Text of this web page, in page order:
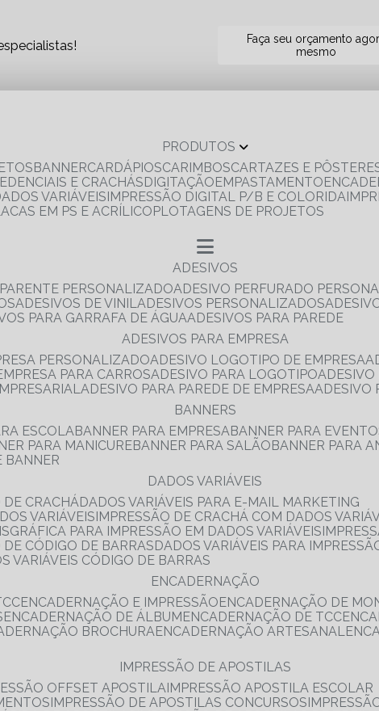
Faça seu orçamento
mesmo
PRODUTOS
BANNER CARDÁPIOS CARIMBOS CARTAZES E
E CRACHÁS DIGITAÇÃO EMPASTAMENTO
VARIÁVEIS IMPRESSÃO DIGITAL P/B E COLORIDA
EM PS E ACRÍLICO
PLOTAGENS DE PROJETOS
ADESIVOS
PERSONALIZADO ADESIVO PERFURADO
ADESIVOS DE VINIL ADESIVOS PERSONALIZADOS
PARA GARRAFA DE ÁGUA
ADESIVOS PARA PAREDE
ADESIVOS PARA EMPRESA
PERSONALIZADO ADESIVO LOGOTIPO DE EMPRESA
PARA CARROS ADESIVO PARA LOGOTIPO
ADESIVO PARA PAREDE DE EMPRESA
BANNERS
ESCOLA BANNER PARA EMPRESA BANNER PARA
PARA MANICURE BANNER PARA SALÃO BANNER PARA
BANNER
DADOS VARIÁVEIS
DE CRACHÁ
DADOS VARIÁVEIS PARA E-MAIL MARKETING
VARIÁVEIS IMPRESSÃO DE CRACHÁ COM DADOS
GRÁFICA PARA IMPRESSÃO EM DADOS VARIÁVEIS
DE CÓDIGO DE BARRAS
DADOS VARIÁVEIS PARA
VARIÁVEIS CÓDIGO DE BARRAS
ENCADERNAÇÃO
ENCADERNAÇÃO E IMPRESSÃO
ENCADERNAÇÃO DE
ENCADERNAÇÃO DE ÁLBUM ENCADERNAÇÃO DE TCC
BROCHURA ENCADERNAÇÃO ARTESANAL
IMPRESSÃO DE APOSTILAS
OFFSET APOSTILA IMPRESSÃO APOSTILA ESCOLAR
IMPRESSÃO DE APOSTILAS CONCURSOS